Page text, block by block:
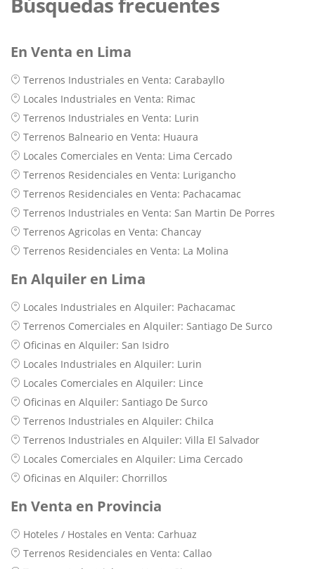
En Venta en Lima
Terrenos Industriales en Venta: Carabayllo
Locales Industriales en Venta: Rimac
Terrenos Industriales en Venta: Lurin
Terrenos Balneario en Venta: Huaura
Locales Comerciales en Venta: Lima Cercado
Terrenos Residenciales en Venta: Lurigancho
Terrenos Residenciales en Venta: Pachacamac
Terrenos Industriales en Venta: San Martin De Porres
Terrenos Agricolas en Venta: Chancay
Terrenos Residenciales en Venta: La Molina
En Alquiler en Lima
Locales Industriales en Alquiler: Pachacamac
Terrenos Comerciales en Alquiler: Santiago De Surco
Oficinas en Alquiler: San Isidro
Locales Industriales en Alquiler: Lurin
Locales Comerciales en Alquiler: Lince
Oficinas en Alquiler: Santiago De Surco
Terrenos Industriales en Alquiler: Chilca
Terrenos Industriales en Alquiler: Villa El Salvador
Locales Comerciales en Alquiler: Lima Cercado
Oficinas en Alquiler: Chorrillos
En Venta en Provincia
Hoteles / Hostales en Venta: Carhuaz
Terrenos Residenciales en Venta: Callao